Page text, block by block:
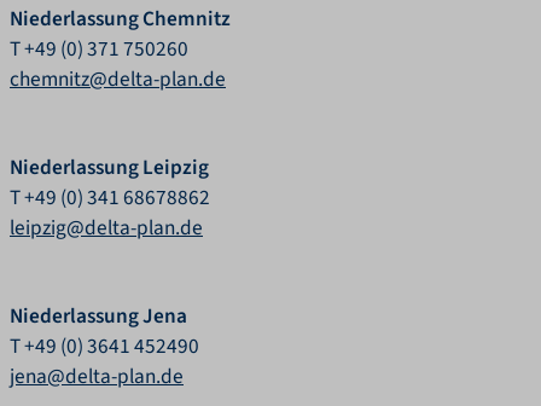
Niederlassung Chemnitz
T +49 (0) 371 750260
chemnitz@delta-plan.de
Niederlassung Leipzig
T +49 (0) 341 68678862
leipzig@delta-plan.de
Niederlassung Jena
T +49 (0) 3641 452490
jena@delta-plan.de